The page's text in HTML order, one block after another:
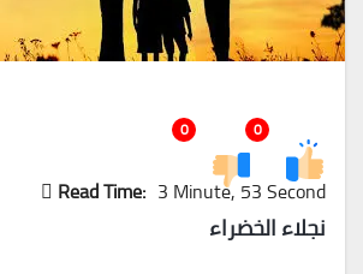
0
0
Read Time: 3 Minute, 53 Second
نجلاء الخضراء